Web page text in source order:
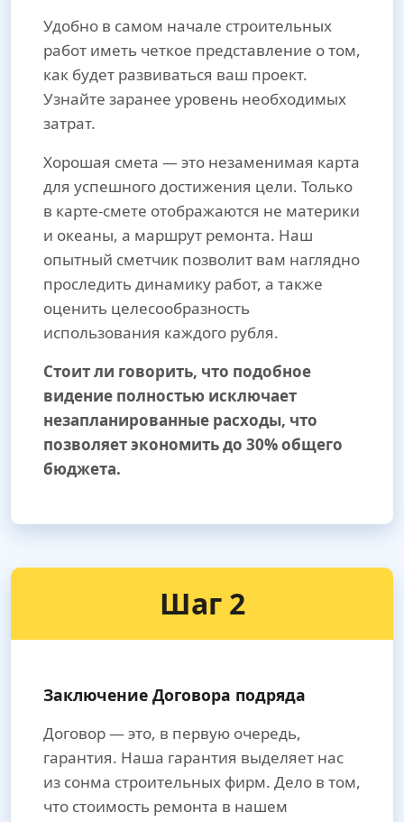
Удобно в самом начале строительных
работ иметь четкое представление о том,
как будет развиваться ваш проект.
Узнайте заранее уровень необходимых
затрат.
Хорошая смета — это незаменимая карта
для успешного достижения цели. Только
в карте-смете отображаются не материки
и океаны, а маршрут ремонта. Наш
опытный сметчик позволит вам наглядно
проследить динамику работ, а также
оценить целесообразность
использования каждого рубля.
Стоит ли говорить, что подобное
видение полностью исключает
незапланированные расходы, что
позволяет экономить до 30% общего
бюджета.
Шаг 2
Заключение Договора подряда
Договор — это, в первую очередь,
гарантия. Наша гарантия выделяет нас
из сонма строительных фирм. Дело в том,
что стоимость ремонта в нашем